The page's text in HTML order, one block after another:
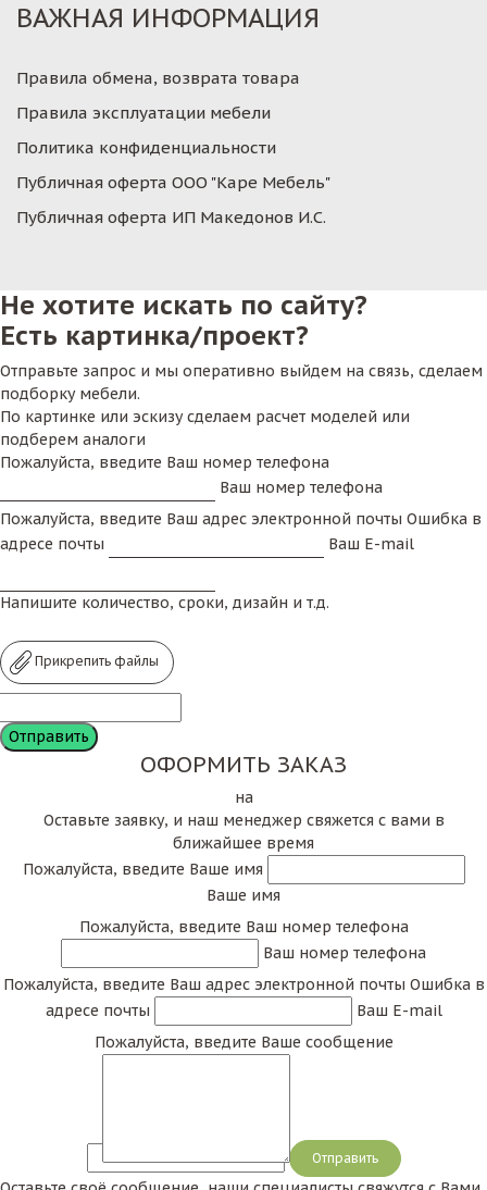
ВАЖНАЯ ИНФОРМАЦИЯ
Правила обмена, возврата товара
Правила эксплуатации мебели
Политика конфиденциальности
Публичная оферта ООО "Каре Мебель"
Публичная оферта ИП Македонов И.С.
Не хотите искать по сайту?
Есть картинка/проект?
Отправьте запрос и мы оперативно выйдем на связь, сделаем
подборку мебели.
По картинке или эскизу сделаем расчет моделей или
подберем аналоги
Пожалуйста, введите Ваш номер телефона
Ваш номер телефона
Пожалуйста, введите Ваш адрес электронной почты Ошибка в
адресе почты
Ваш E-mail
Напишите количество, сроки, дизайн и т.д.
Прикрепить файлы
ОФОРМИТЬ ЗАКАЗ
на
Оставьте заявку, и наш менеджер свяжется с вами в
ближайшее время
Пожалуйста, введите Ваше имя
Ваше имя
Пожалуйста, введите Ваш номер телефона
Ваш номер телефона
Пожалуйста, введите Ваш адрес электронной почты Ошибка в
адресе почты
Ваш E-mail
Пожалуйста, введите Ваше сообщение
Сообщение